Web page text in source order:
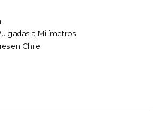
a Milímetros
en Chile